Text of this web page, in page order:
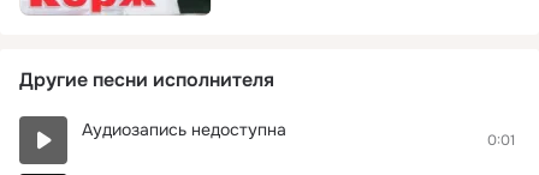
Другие песни исполнителя
Аудиозапись недоступна 0:01